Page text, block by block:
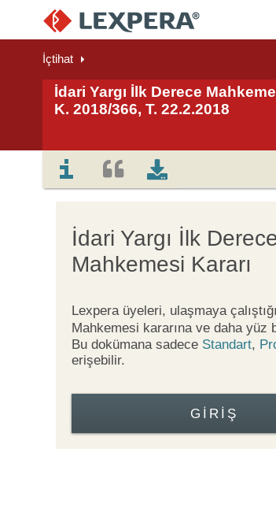
İçtihat
İdari Yargı İlk Derece
K. 2018/366, T. 22.2.2018
İdari Yargı İlk
Mahkemesi Kararı
Lexpera üyeleri, ulaşmaya
Mahkemesi kararına ve daha
Bu dokümana sadece Standart,
erişebilir.
GIRIŞ